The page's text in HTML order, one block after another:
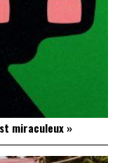
miraculeux »